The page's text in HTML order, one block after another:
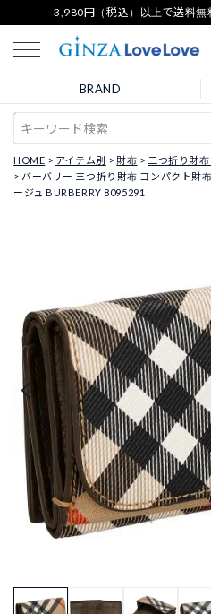
3,980円（税込）以上で送料無
BRAND
HOME アイテム別 財布
二つ折り財
バーバリー 三つ折り財布 コンパクト財
ージュ BURBERRY 8095291